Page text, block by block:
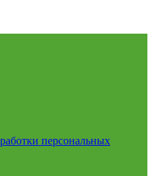
персональных